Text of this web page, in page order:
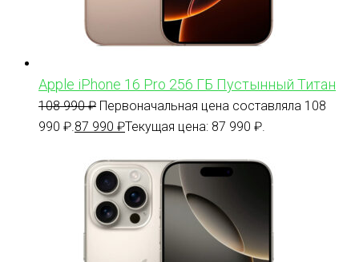
Apple iPhone 16 Pro 256 ГБ Пустынный Титан
108 990₽ Первоначальная цена составляла 108
990 ₽. 87 990 ₽Текущая цена: 87 990 ₽.